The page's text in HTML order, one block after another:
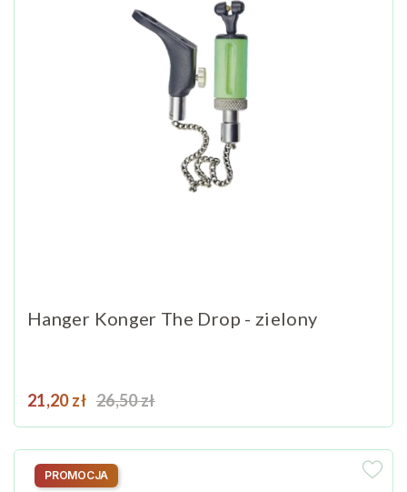
Hanger Konger The Drop - zielony
Cena
21,20 zł Cena podstawowa
26,50 zł
PROMOCJA